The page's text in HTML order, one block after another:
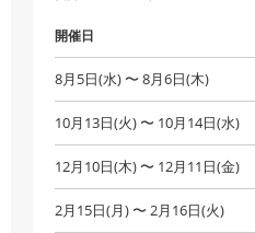
開催日
8月5日(水) 〜 8月6日(木)
10月13日(火) 〜 10月14日(水)
12月10日(木) 〜 12月11日(金)
2月15日(月) 〜 2月16日(火)